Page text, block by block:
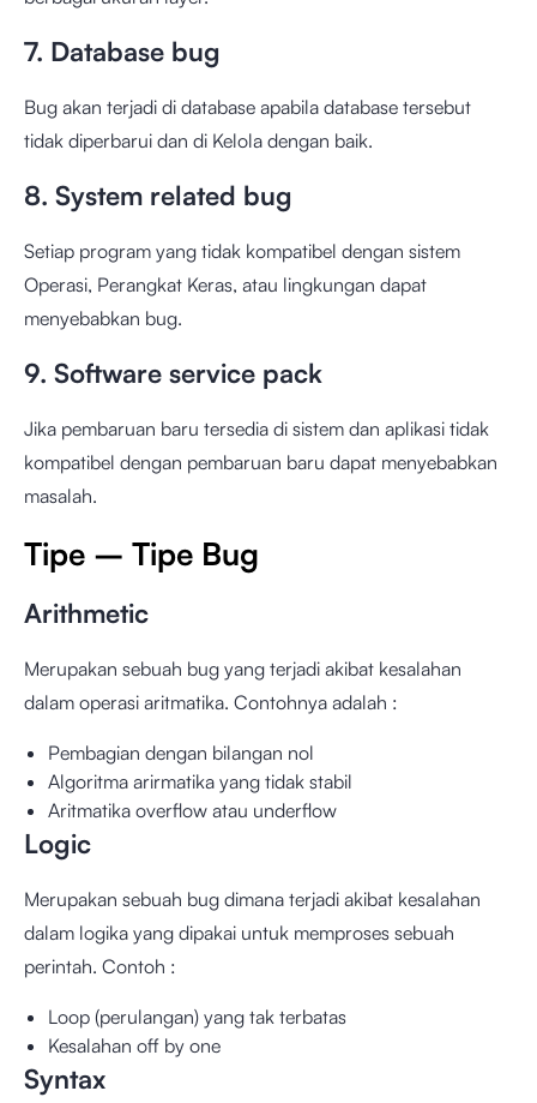
7. Database bug
Bug akan terjadi di database apabila database tersebut
tidak diperbarui dan di Kelola dengan baik.
8. System related bug
Setiap program yang tidak kompatibel dengan sistem
Operasi, Perangkat Keras, atau lingkungan dapat
menyebabkan bug.
9. Software service pack
Jika pembaruan baru tersedia di sistem dan aplikasi tidak
kompatibel dengan pembaruan baru dapat menyebabkan
masalah.
Tipe – Tipe Bug
Arithmetic
Merupakan sebuah bug yang terjadi akibat kesalahan
dalam operasi aritmatika. Contohnya adalah :
Pembagian dengan bilangan nol
Algoritma arirmatika yang tidak stabil
Aritmatika overflow atau underflow
Logic
Merupakan sebuah bug dimana terjadi akibat kesalahan
dalam logika yang dipakai untuk memproses sebuah
perintah. Contoh :
Loop (perulangan) yang tak terbatas
Kesalahan off by one
Syntax